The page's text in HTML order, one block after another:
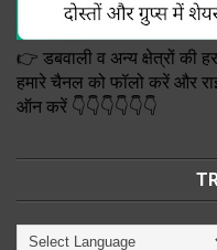
👉 डबवाली व अन्य क्षेत्रों की
हमारे चैनल को फॉलो करें और
ऑन करें 👇👇👇👇👇👇